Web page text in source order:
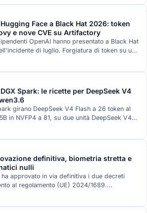
blocca l'input di prova invece della causa.
Face a Black Hat 2026: token
e nove CVE su Artifactory
OpenAI hanno presentato a Black Hat
di luglio. Forgiatura di token su un
plugin Groovy usato come servizio di
e un canale di comunicazione fra run di
due documenti tecnici pubblicati dalle
Spark: le ricette per DeepSeek V4
girano DeepSeek V4 Flash a 26 token al
in NVFP4 a 81, su due unità DeepSeek V4
5.2 con vision a 348k di contesto. Gli
GB10 da 128 GB e 273 GB/s, e le
è stato misurato.
definitiva, biometria stretta e
nulli
approvato in via definitiva i due decreti
al regolamento (UE) 2024/1689.
in tempo reale solo con autorizzazione